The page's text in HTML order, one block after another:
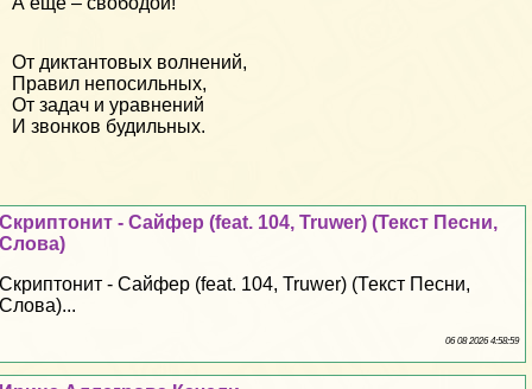
От диктантовых волнений,
Правил непосильных,
От задач и уравнений
И звонков будильных.
Скриптонит - Сайфер (feat. 104, Truwer) (Текст Песни,
Слова)
Скриптонит - Сайфер (feat. 104, Truwer) (Текст Песни,
Слова)...
06 08 2026 4:58:59